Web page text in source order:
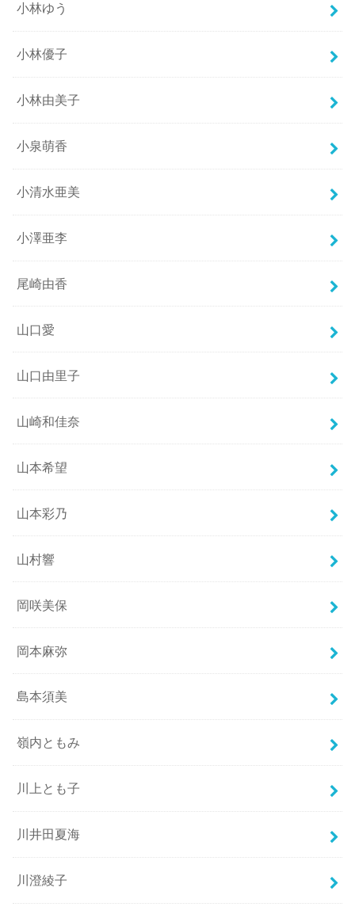
小林ゆう
小林優子
小林由美子
小泉萌香
小清水亜美
小澤亜李
尾崎由香
山口愛
山口由里子
山崎和佳奈
山本希望
山本彩乃
山村響
岡咲美保
岡本麻弥
島本須美
嶺内ともみ
川上とも子
川井田夏海
川澄綾子